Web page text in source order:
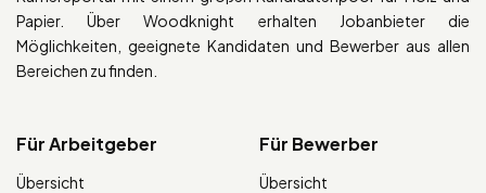
Papier. Über Woodknight erhalten Jobanbieter die
Möglichkeiten, geeignete Kandidaten und Bewerber aus allen
Bereichen zu finden.
Für Arbeitgeber
Übersicht
Für Bewerber
Übersicht